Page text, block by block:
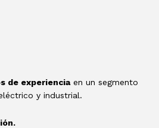
de experienciaen un segmento
y industrial.